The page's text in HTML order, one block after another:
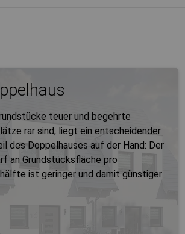
teuer und begehrte
rar sind, liegt ein entscheidender
des Doppelhauses auf der Hand: Der
an Grundstücksfläche pro
ist geringer und damit günstiger